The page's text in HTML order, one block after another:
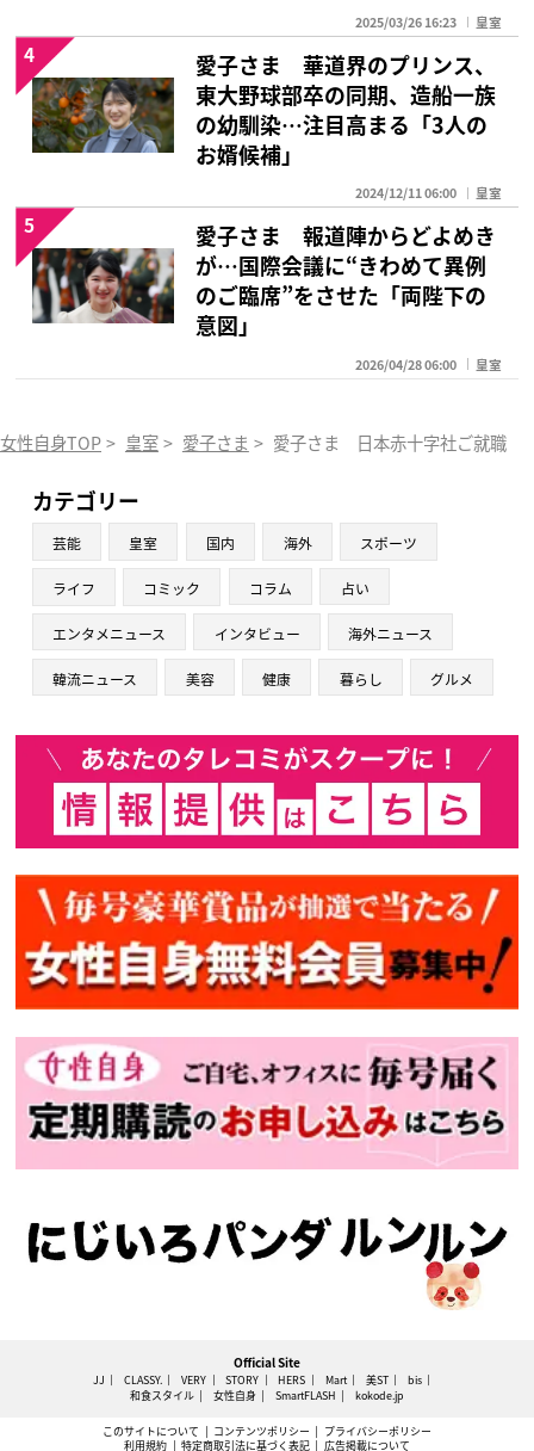
2025/03/26 16:23 皇室
愛子さま 華道界のプリンス、
東大野球部卒の同期、造船一族
の幼馴染…注目高まる「3人の
お婿候補」
2024/12/11 06:00 皇室
4
愛子さま 報道陣からどよめき
が…国際会議に“きわめて異例
のご臨席”をさせた「両陛下の
意図」
2026/04/28 06:00 皇室
5
女性自身TOP > 皇室 > 愛子さま > 愛子さま 日本赤十字社ご就職で
カテゴリー
芸能 皇室 国内 海外 スポーツ
ライフ コミック コラム 占い
エンタメニュース インタビュー 海外ニュース
韓流ニュース 美容 健康 暮らし グルメ
Official Site
JJ CLASSY. VERY STORY HERS Mart 美ST
bis
和食スタイル
女性自身 SmartFLASH kokode.jp
このサイトについて コンテンツポリシー
プライバシーポリシー
利用規約
特定商取引法に基づく表記 広告掲載について